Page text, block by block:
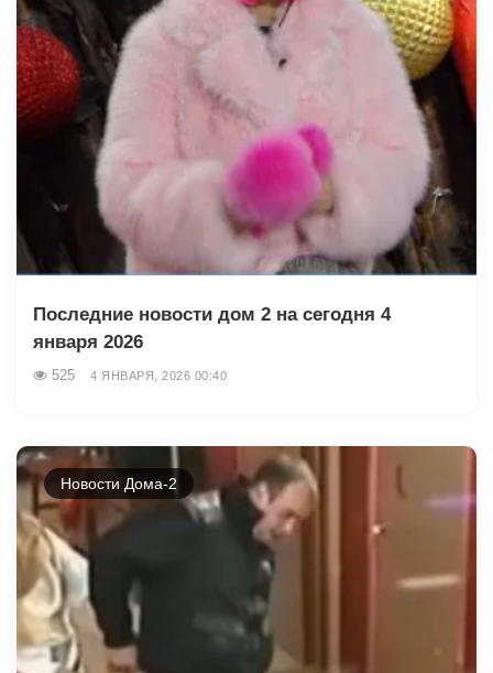
Последние новости дом 2 на сегодня 4
января 2026
525 4 ЯНВАРЯ, 2026 00:40
Новости Дома-2